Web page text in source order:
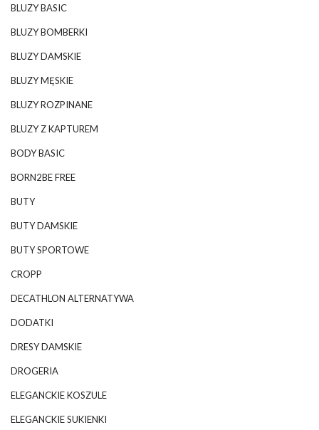
BLUZY BASIC
BLUZY BOMBERKI
BLUZY DAMSKIE
BLUZY MĘSKIE
BLUZY ROZPINANE
BLUZY Z KAPTUREM
BODY BASIC
BORN2BE FREE
BUTY
BUTY DAMSKIE
BUTY SPORTOWE
CROPP
DECATHLON ALTERNATYWA
DODATKI
DRESY DAMSKIE
DROGERIA
ELEGANCKIE KOSZULE
ELEGANCKIE SUKIENKI